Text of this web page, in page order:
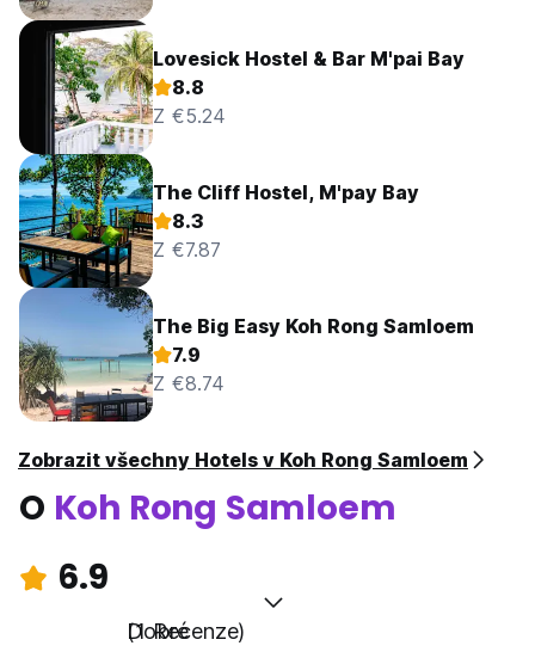
Lovesick Hostel & Bar M'pai Bay
8.8
Z €5.24
The Cliff Hostel, M'pay Bay
8.3
Z €7.87
The Big Easy Koh Rong Samloem
7.9
Z €8.74
Zobrazit všechny Hotels v Koh Rong Samloem
O Koh Rong Samloem
6.9
Dobré
(1 Recenze)